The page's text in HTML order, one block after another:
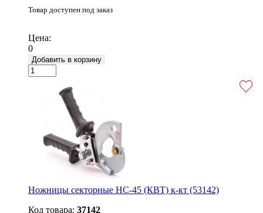
Товар доступен под заказ
Цена:
0
Добавить в корзину
Ножницы секторные НС-45 (КВТ) к-кт (53142)
Код товара: 37142